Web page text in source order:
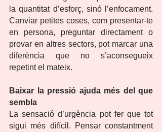
la quantitat d’esforç, sinó l’enfocament.
Canviar petites coses, com presentar-te
en persona, preguntar directament o
provar en altres sectors, pot marcar una
diferència que no s’aconsegueix
repetint el mateix.
Baixar la pressió ajuda més del que
sembla
La sensació d’urgència pot fer que tot
sigui més difícil. Pensar constantment